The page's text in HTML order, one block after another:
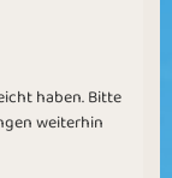
haben. Bitte
weiterhin